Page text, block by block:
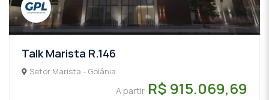
Talk Marista R.146
Setor Marista - Goiânia
A partir R$ 915.069,69